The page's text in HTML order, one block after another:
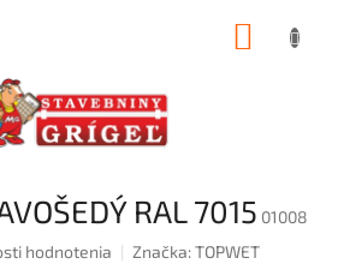
RAL 7015 01008
hodnotenia Značka:TOPWET